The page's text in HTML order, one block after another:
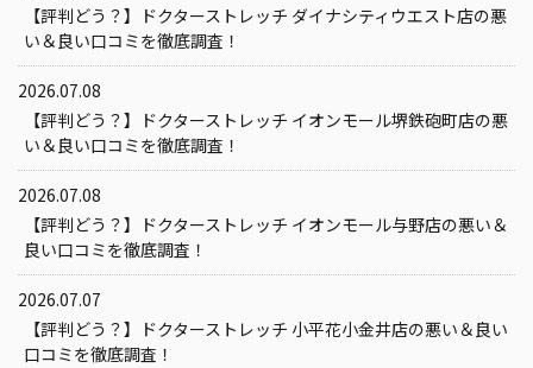
【評判どう？】ドクターストレッチ ダイナシティウエスト店の悪
い＆良い口コミを徹底調査！
2026.07.08
【評判どう？】ドクターストレッチ イオンモール堺鉄砲町店の悪
い＆良い口コミを徹底調査！
2026.07.08
【評判どう？】ドクターストレッチ イオンモール与野店の悪い＆
良い口コミを徹底調査！
2026.07.07
【評判どう？】ドクターストレッチ 小平花小金井店の悪い＆良い
口コミを徹底調査！